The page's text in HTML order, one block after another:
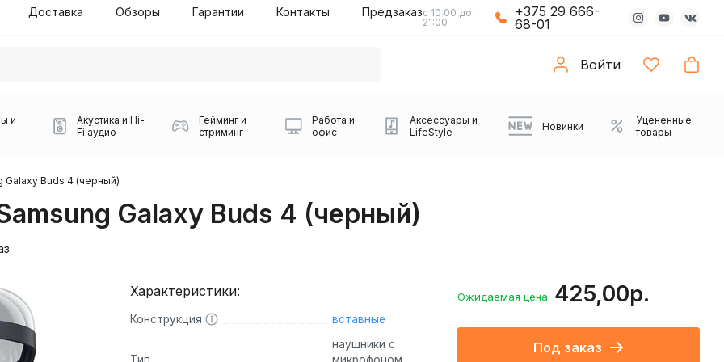
2-й этаж, 10
Доставка Обзоры Гарантии Контакты Предзаказс 10:00 до
21:00
+375 29 666-
68-01
Войти
и
Акустика и Hi-
Fi аудио
Портативные колонки
Саундбары
Гейминг и
стриминг
Игровые мыши Logitech
Работа и
офис
Аксессуары и
LifeStyle
Новинки
Уцененные
товары
Galaxy Buds 4 (черный)
Galaxy Buds 4 (черный)
Характеристики:
Конструкция вставные
наушники с
Ожидаемая цена: 425,00р.
Под заказ